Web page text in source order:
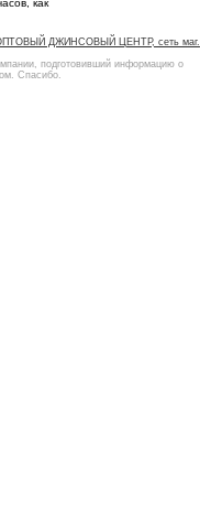
как
ДЖИНСОВЫЙ ЦЕНТР, сеть маг.
подготовивший информацию о
Спасибо.